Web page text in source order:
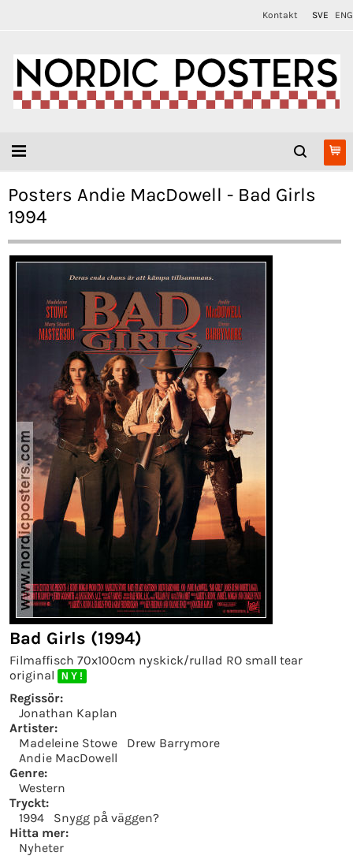
Kontakt SVE ENG
Posters Andie MacDowell - Bad Girls
1994
Bad Girls (1994)
Filmaffisch 70x100cm nyskick/rullad RO small tear
original
N Y !
Regissör:
Jonathan Kaplan
Artister:
Madeleine Stowe
Drew Barrymore
Andie MacDowell
Genre:
Western
Tryckt:
1994
Snygg på väggen?
Hitta mer:
Nyheter